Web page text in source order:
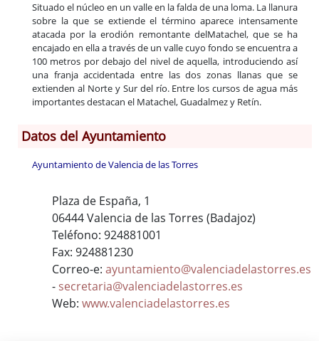
Situado el núcleo en un valle en la falda de una loma. La llanura
sobre la que se extiende el término aparece intensamente
atacada por la erodión remontante delMatachel, que se ha
encajado en ella a través de un valle cuyo fondo se encuentra a
100 metros por debajo del nivel de aquella, introduciendo así
una franja accidentada entre las dos zonas llanas que se
extienden al Norte y Sur del río. Entre los cursos de agua más
importantes destacan el Matachel, Guadalmez y Retín.
Datos del Ayuntamiento
Ayuntamiento de Valencia de las Torres
Plaza de España, 1
06444 Valencia de las Torres (Badajoz)
Teléfono: 924881001
Fax: 924881230
Correo-e: ayuntamiento@valenciadelastorres.es
- secretaria@valenciadelastorres.es
Web: www.valenciadelastorres.es